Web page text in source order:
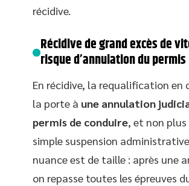
récidive.
Récidive de grand excès de
risque d’annulation du permis
En récidive, la requalification en
la porte à une annulation
permis de conduire, et non plus
simple suspension
nuance est de taille : après une
on repasse toutes les épreuves